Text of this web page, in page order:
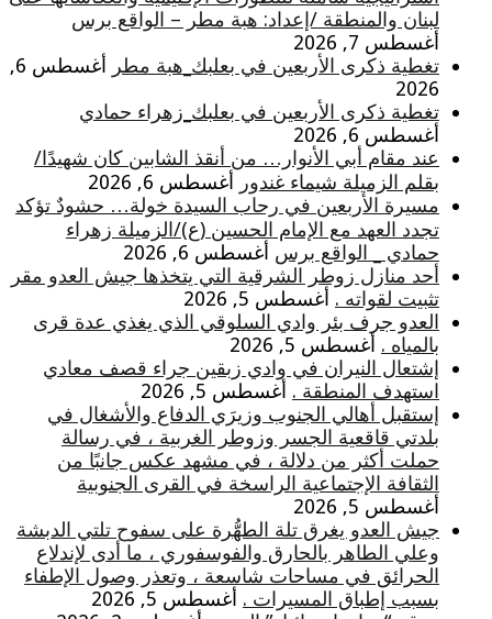
لبنان والمنطقة /إعداد: هبة مطر – الواقع برس
أغسطس 7, 2026
تغطية ذكرى الأربعين في بعلبك_هبة مطر
أغسطس 6,
2026
تغطية ذكرى الأربعين في بعلبك_زهراء حمادي
أغسطس 6, 2026
عند مقام أبي الأنوار… من أنقذ الشابين كان شهيدًا/
بقلم الزميلة شيماء غندور أغسطس 6, 2026
مسيرة الأربعين في رحاب السيدة خولة… حشودٌ تؤكد
تجدد العهد مع الإمام الحسين (ع)/الزميلة زهراء
حمادي _ الواقع برس أغسطس 6, 2026
أحد منازل زوطر الشرقية التي يتخذها جيش العدو مقر
تثبيت لقواته . أغسطس 5, 2026
العدو جرف بئر وادي السلوقي الذي يغذي عدة قرى
بالمياه . أغسطس 5, 2026
إشتعال النيران في وادي زبقين جراء قصف معادي
استهدف المنطقة . أغسطس 5, 2026
إستقبل أهالي الجنوب وزيرَي الدفاع والأشغال في
بلدتي قاقعية الجسر وزوطر الغربية ، في رسالة
حملت أكثر من دلالة ، في مشهد عكس جانبًا من
الثقافة الإجتماعية الراسخة في القرى الجنوبية
أغسطس 5, 2026
جيش العدو يغرق تلة الطهُّرة على سفوح تلتي الدبشة
وعلي الطاهر بالحارق والفوسفوري ، ما أدى لإندلاع
الحرائق في مساحات شاسعة ، وتعذر وصول الإطفاء
بسبب إطباق المسيرات . أغسطس 5, 2026